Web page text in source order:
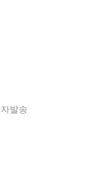
발송